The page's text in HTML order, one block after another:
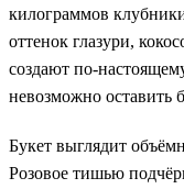
килограммов
оттенок глазури,
создают по-
невозможно оставить
Букет выглядит
Розовое тишью